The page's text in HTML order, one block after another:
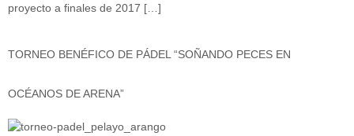
proyecto a finales de 2017 […]
TORNEO BENÉFICO DE PÁDEL “SOÑANDO PECES EN
OCÉANOS DE ARENA”